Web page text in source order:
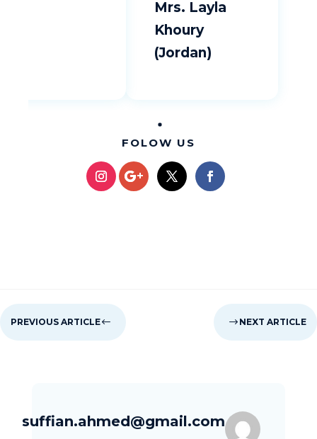
Mrs. Layla
Khoury
(Jordan)
FOLOW US
#
PREVIOUS ARTICLE NEXT ARTICLE
$
suffian.ahmed@gmail.com